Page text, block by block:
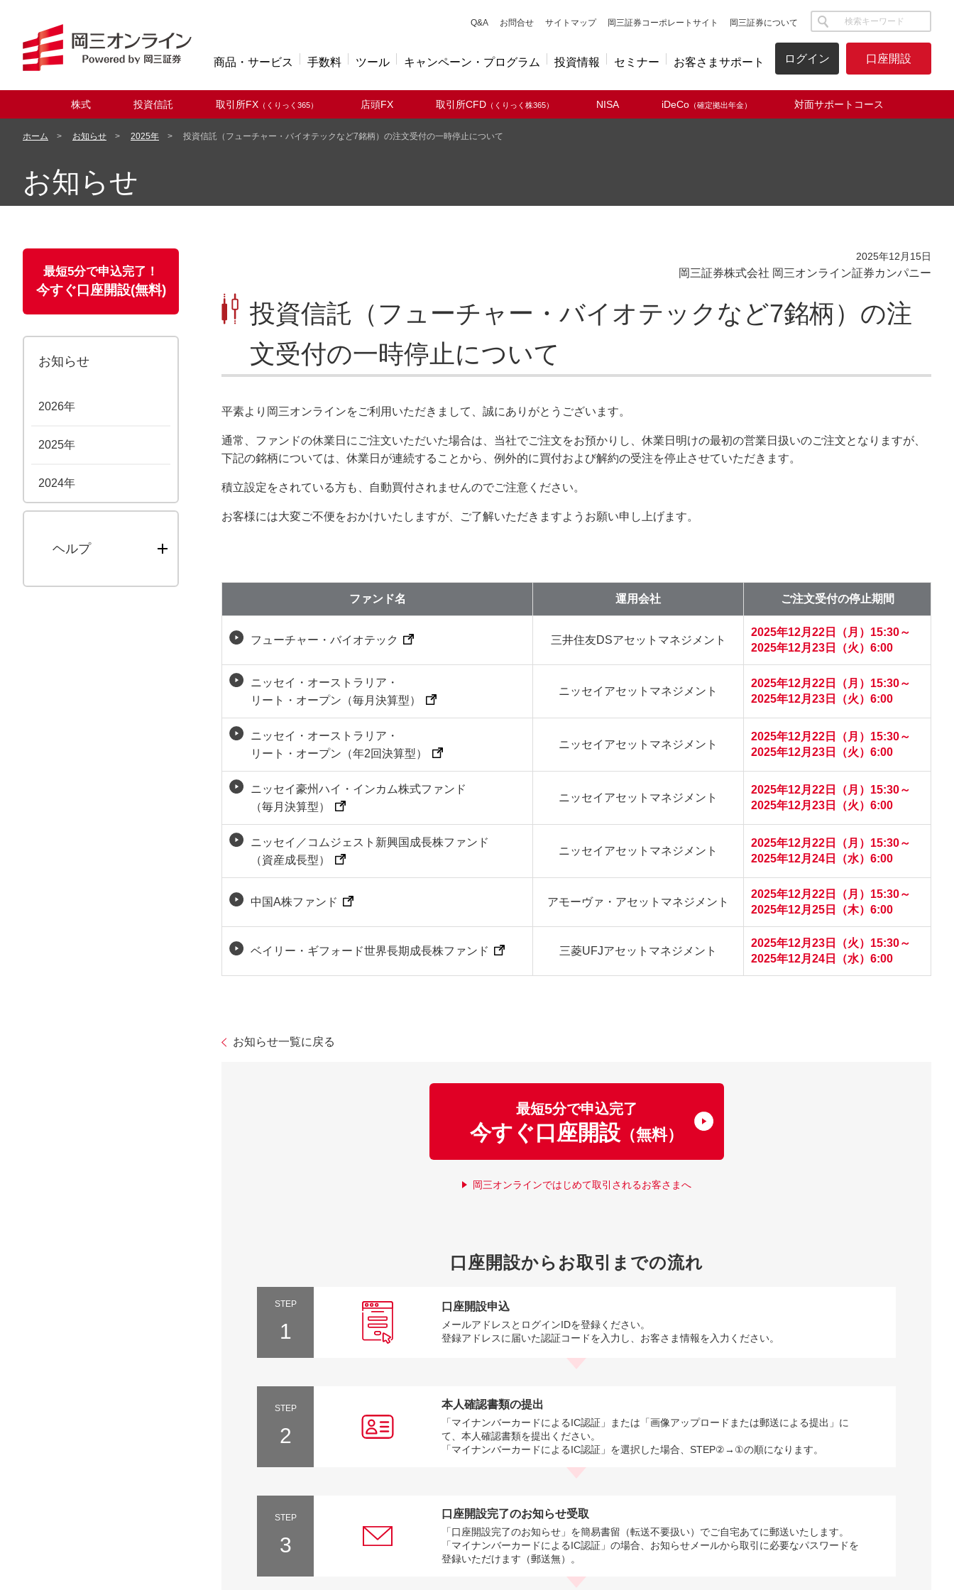
Q&Aキューアンドエー
お問合せ サイトマップ 岡三証券コーポレートサイト 岡三証券について サイト内検索
商品・サービス 手数料 ツール キャンペーン・プログラム 投資情報 セミナー お客さまサポート ログイン 口座開設
株式 投資信託 取引所FX（くりっく365） 店頭FX 取引所CFD（くりっく株365） NISA iDeCo（確定拠出年金） 対面サポートコース
ホーム お知らせ 2025年 投資信託（フューチャー・バイオテックなど7銘柄）の注文受付の一時停止について
お知らせ
2025年12月15日
岡三証券株式会社 岡三オンライン証券カンパニー
投資信託（フューチャー・バイオテックなど7銘柄）の注
文受付の一時停止について
平素より岡三オンラインをご利用いただきまして、誠にありがとうございます。
通常、ファンドの休業日にご注文いただいた場合は、当社でご注文をお預かりし、休業日明けの最初の営業日扱いのご注文となりますが、
下記の銘柄については、休業日が連続することから、例外的に買付および解約の受注を停止させていただきます。
積立設定をされている方も、自動買付されませんのでご注意ください。
お客様には大変ご不便をおかけいたしますが、ご了解いただきますようお願い申し上げます。
ファンド名 運用会社 ご注文受付の停止期間
フューチャー・バイオテック 三井住友DSアセットマネジメント
2025年12月22日（月）15:30～
2025年12月23日（火）6:00
ニッセイ・オーストラリア・
リート・オープン（毎月決算型）
ニッセイアセットマネジメント
2025年12月22日（月）15:30～
2025年12月23日（火）6:00
ニッセイ・オーストラリア・
リート・オープン（年2回決算型）
ニッセイアセットマネジメント
2025年12月22日（月）15:30～
2025年12月23日（火）6:00
ニッセイ豪州ハイ・インカム株式ファンド
（毎月決算型）
ニッセイアセットマネジメント
2025年12月22日（月）15:30～
2025年12月23日（火）6:00
ニッセイ／コムジェスト新興国成長株ファンド
（資産成長型）
ニッセイアセットマネジメント
2025年12月22日（月）15:30～
2025年12月24日（水）6:00
中国A株ファンド アモーヴァ・アセットマネジメント
2025年12月22日（月）15:30～
2025年12月25日（木）6:00
ベイリー・ギフォード世界長期成長株ファンド 三菱UFJアセットマネジメント
2025年12月23日（火）15:30～
2025年12月24日（水）6:00
お知らせ一覧に戻る
最短5分で申込完了
今すぐ口座開設 （無料）
岡三オンラインではじめて取引されるお客さまへ
口座開設からお取引までの流れ
STEP
1
口座開設申込
メールアドレスとログインIDを登録ください。
登録アドレスに届いた認証コードを入力し、お客さま情報を入力ください。
STEP
2
本人確認書類の提出
「マイナンバーカードによるIC認証」または「画像アップロードまたは郵送による提出」に
て、本人確認書類を提出ください。
「マイナンバーカードによるIC認証」を選択した場合、STEP②→①の順になります。
STEP
3
口座開設完了のお知らせ受取
「口座開設完了のお知らせ」を簡易書留（転送不要扱い）でご自宅あてに郵送いたします。
「マイナンバーカードによるIC認証」の場合、お知らせメールから取引に必要なパスワードを
登録いただけます（郵送無）。
最短5分で申込完了！
今すぐ口座開設(無料)
お知らせ
2026年
2025年
2024年
ヘルプ